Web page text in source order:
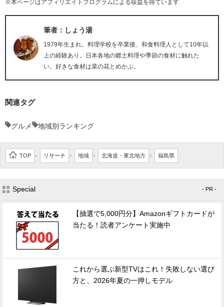
※本ページはアフィリエイトプログラムによる収益を得ています
筆者：しょう湯
1979年生まれ。料理学校を卒業後、和食料理人として10年以
上の経験あり。日本各地の郷土料理や季節の食材に触れた
い。好きな食材は菜の花とめかぶ。
関連タグ
グルメ 地域別ランキング
TOP > リサーチ > 地域 > 北海道・東北地方 > 福島県
Special - PR -
【抽選で5,000円分】Amazonギフトカードが
当たる！読者アンケート実施中
これから選ぶ新型TVはこれ！失敗しない選び
方と、2026年夏の一押しモデル